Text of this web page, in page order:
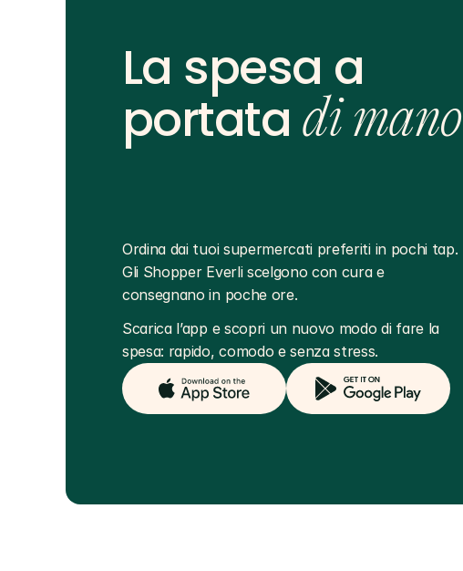
La spesa a
portata di mano
Ordina dai tuoi supermercati preferiti in pochi tap.
Gli Shopper Everli scelgono con cura e
consegnano in poche ore.
Scarica l’app e scopri un nuovo modo di fare la
spesa: rapido, comodo e senza stress.